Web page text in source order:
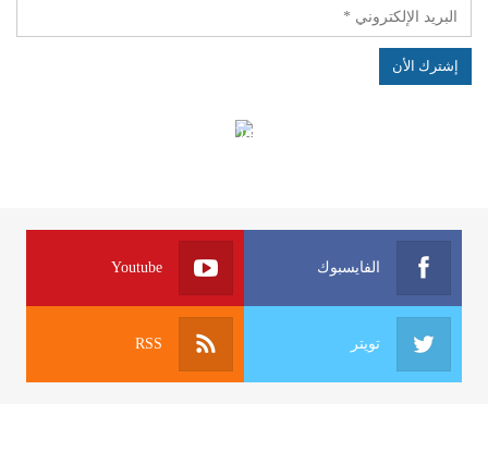
الهياكل الخاضعة لقانون النفاذ إلى المعلومة
الفايسبوك Youtube
تويتر RSS